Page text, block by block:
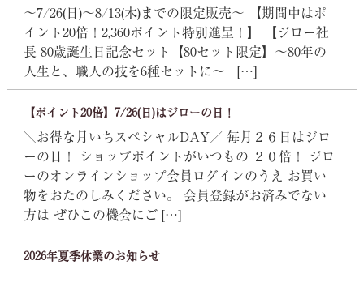
～7/26(日)～8/13(木)までの限定販売～ 【期間中はポ
イント20倍！2,360ポイント特別進呈！】 【ジロー社
長 80歳誕生日記念セット【80セット限定】～80年の
人生と、職人の技を6種セットに～ […]
【ポイント20倍】7/26(日)はジローの日！
＼お得な月いちスペシャルDAY／ 毎月２６日はジロ
ーの日！ ショップポイントがいつもの ２０倍！ ジロ
ーのオンラインショップ会員ログインのうえ お買い
物をおたのしみください。 会員登録がお済みでない
方は ぜひこの機会にご […]
2026年夏季休業のお知らせ